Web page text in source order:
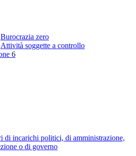
Burocrazia zero
Attività soggette a controllo
6
di incarichi politici, di amministrazione,
o di governo